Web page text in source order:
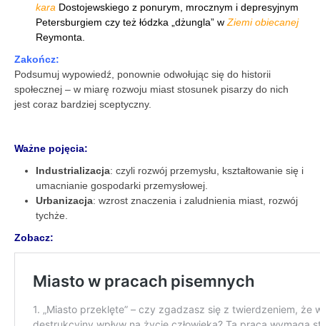
kara Dostojewskiego z ponurym, mrocznym i depresyjnym
Petersburgiem czy też łódzka „dżungla” w Ziemi obiecanej
Reymonta.
Zakończ:
Podsumuj wypowiedź, ponownie odwołując się do historii
społecznej – w miarę rozwoju miast stosunek pisarzy do nich
jest coraz bardziej sceptyczny.
Ważne pojęcia:
Industrializacja: czyli rozwój przemysłu, kształtowanie się i
umacnianie gospodarki przemysłowej.
Urbanizacja: wzrost znaczenia i zaludnienia miast, rozwój
tychże.
Zobacz: